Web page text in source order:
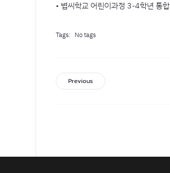
• 볍씨학교 어린이과정 3-4학년 통합
Tags: No tags
Previous